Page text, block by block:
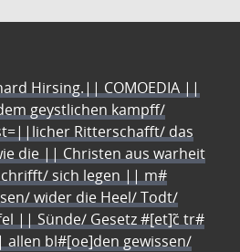
Hirsing.|| COMOEDIA ||
geystlichen kampff/
Ritterschafft/ das
die || Christen aus warheit
sich legen || m#
wider die Heel/ Todt/
|| Sünde/ Gesetz #[et]c̃ tr#
bl#[oe]den gewissen/